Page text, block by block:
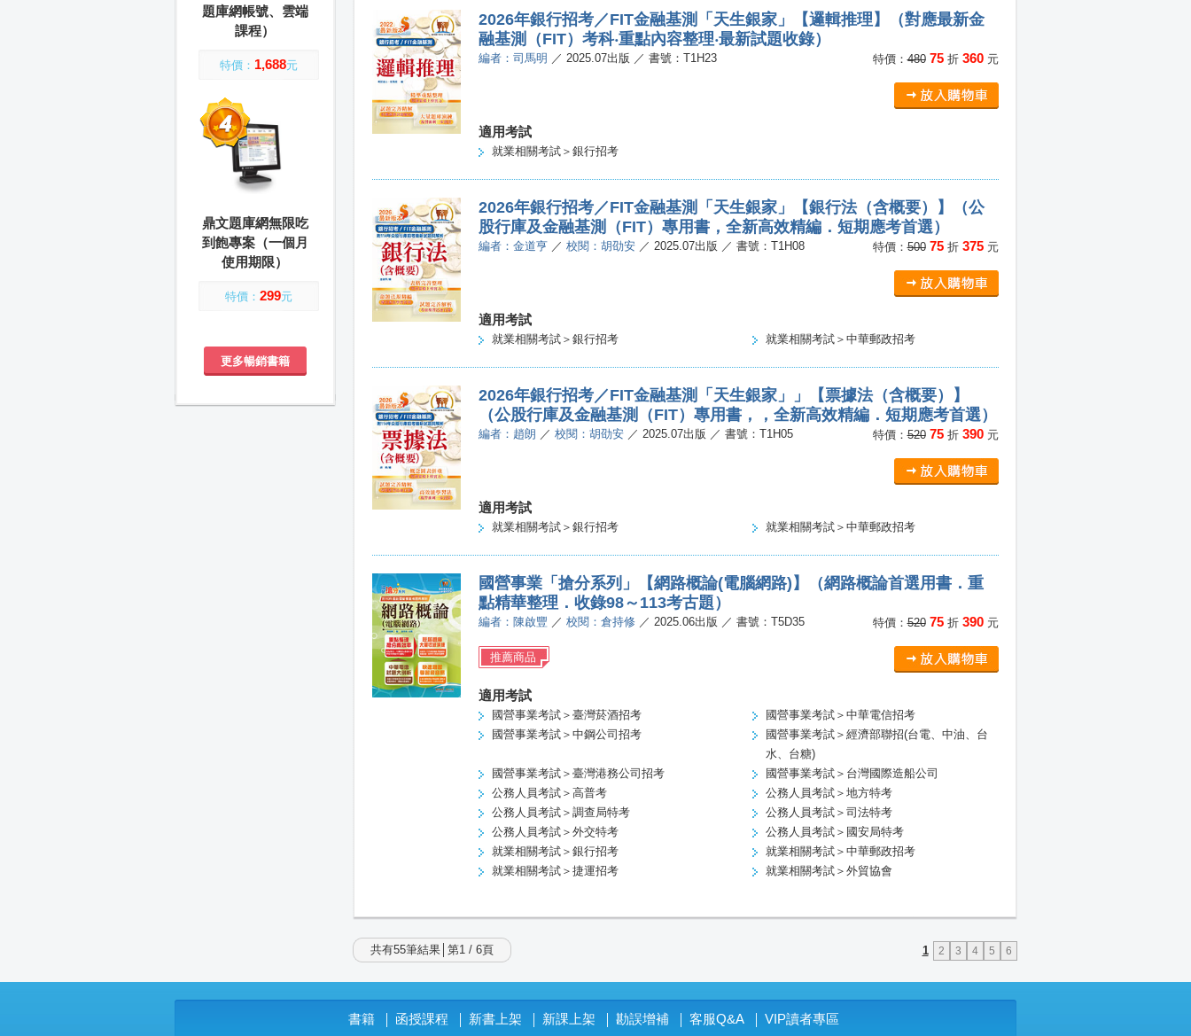
題庫網帳號、雲端
課程）
特價： 1,688元
鼎文題庫網無限吃
到飽專案（一個月
使用期限）
特價： 299元
更多暢銷書籍
2026年銀行招考／FIT金融基測「天生銀家」【邏輯推理】（對應最新金
融基測（FIT）考科‧重點內容整理‧最新試題收錄）
編者：司馬明 ／ 2025.07出版 ／ 書號：T1H23 特價：48075折 360元
適用考試
就業相關考試＞銀行招考
2026年銀行招考／FIT金融基測「天生銀家」【銀行法（含概要）】（公
股行庫及金融基測（FIT）專用書，全新高效精編．短期應考首選）
編者：金道亨／ 校閱：胡劭安／ 2025.07出版 ／ 書號：T1H08 特價：50075折 375元
適用考試
就業相關考試＞銀行招考 就業相關考試＞中華郵政招考
2026年銀行招考／FIT金融基測「天生銀家」」【票據法（含概要）】
（公股行庫及金融基測（FIT）專用書，，全新高效精編．短期應考首選）
編者：趙朗 ／ 校閱：胡劭安／ 2025.07出版 ／ 書號：T1H05 特價：52075折 390元
適用考試
就業相關考試＞銀行招考 就業相關考試＞中華郵政招考
國營事業「搶分系列」【網路概論(電腦網路)】（網路概論首選用書．重
點精華整理．收錄98～113考古題）
編者：陳啟豐 ／ 校閱：倉持修／ 2025.06出版 ／ 書號：T5D35 特價：52075折 390元
推薦商品
適用考試
國營事業考試＞臺灣菸酒招考
國營事業考試＞中華電信招考
國營事業考試＞中鋼公司招考
國營事業考試＞經濟部聯招(台電、中油、台
水、台糖)
國營事業考試＞臺灣港務公司招考
國營事業考試＞台灣國際造船公司
公務人員考試＞高普考
公務人員考試＞地方特考
公務人員考試＞調查局特考
公務人員考試＞司法特考
公務人員考試＞外交特考
公務人員考試＞國安局特考
就業相關考試＞銀行招考
就業相關考試＞中華郵政招考
就業相關考試＞捷運招考
就業相關考試＞外貿協會
共有55筆結果│第1 / 6頁 1 2 3 4 5 6
書籍 函授課程 新書上架 新課上架 勘誤增補 客服Q&A VIP讀者專區